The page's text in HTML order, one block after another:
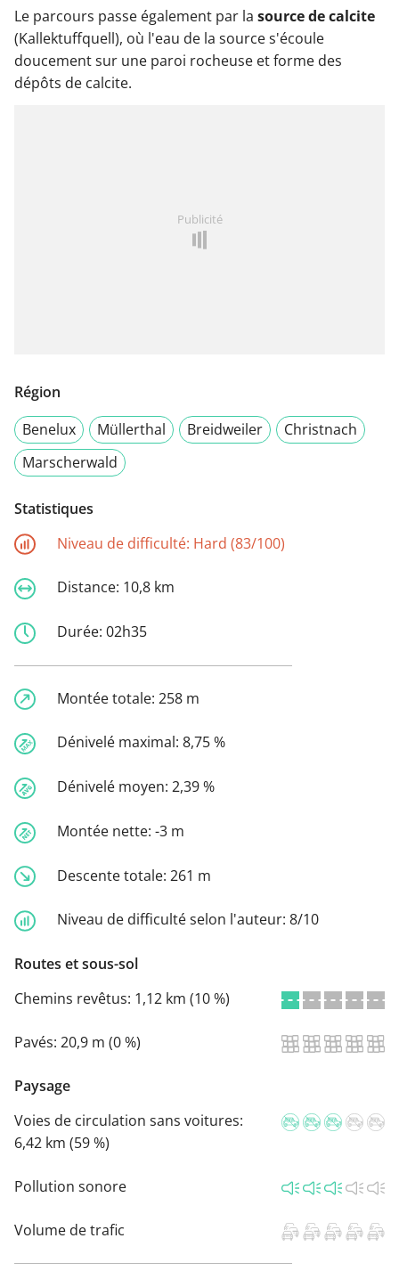
Le parcours passe également par la source de calcite
(Kallektuffquell), où l'eau de la source s'écoule
doucement sur une paroi rocheuse et forme des
dépôts de calcite.
Publicité
Région
Benelux
Müllerthal Breidweiler
Christnach
Marscherwald
Statistiques
Niveau de difficulté: Hard (83/100)
Distance: 10,8 km
Durée: 02h35
Montée totale: 258 m
Dénivelé maximal: 8,75 %
Dénivelé moyen: 2,39 %
Montée nette: -3 m
Descente totale: 261 m
Niveau de difficulté selon l'auteur: 8/10
Routes et sous-sol
Chemins revêtus: 1,12 km (10 %)
Pavés: 20,9 m (0 %)
Paysage
Voies de circulation sans voitures:
6,42 km (59 %)
Pollution sonore
Volume de trafic